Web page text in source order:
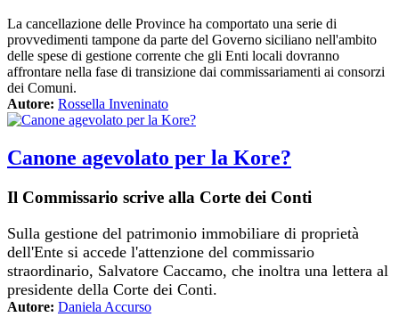
La cancellazione delle Province ha comportato una serie di
provvedimenti tampone da parte del Governo siciliano nell'ambito
delle spese di gestione corrente che gli Enti locali dovranno
affrontare nella fase di transizione dai commissariamenti ai consorzi
dei Comuni.
Autore: Rossella Inveninato
Canone agevolato per la Kore?
Il Commissario scrive alla Corte dei Conti
Sulla gestione del patrimonio immobiliare di proprietà
dell'Ente si accede l'attenzione del commissario
straordinario, Salvatore Caccamo, che inoltra una lettera al
presidente della Corte dei Conti.
Autore: Daniela Accurso